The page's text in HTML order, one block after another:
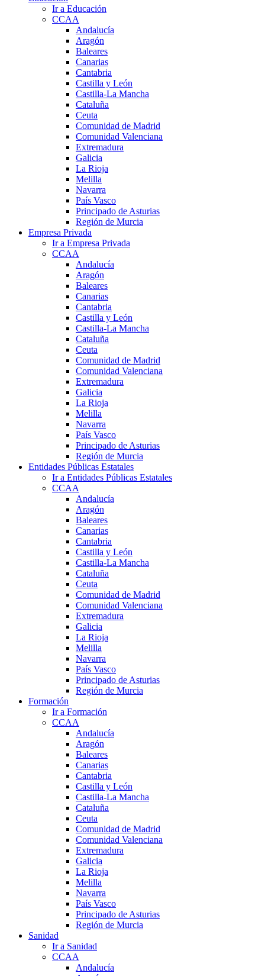
Ir a Educación
CCAA
Andalucía
Aragón
Baleares
Canarias
Cantabria
Castilla y León
Castilla-La Mancha
Cataluña
Ceuta
Comunidad de Madrid
Comunidad Valenciana
Extremadura
Galicia
La Rioja
Melilla
Navarra
País Vasco
Principado de Asturias
Región de Murcia
Empresa Privada
Ir a Empresa Privada
CCAA
Andalucía
Aragón
Baleares
Canarias
Cantabria
Castilla y León
Castilla-La Mancha
Cataluña
Ceuta
Comunidad de Madrid
Comunidad Valenciana
Extremadura
Galicia
La Rioja
Melilla
Navarra
País Vasco
Principado de Asturias
Región de Murcia
Entidades Públicas Estatales
Ir a Entidades Públicas Estatales
CCAA
Andalucía
Aragón
Baleares
Canarias
Cantabria
Castilla y León
Castilla-La Mancha
Cataluña
Ceuta
Comunidad de Madrid
Comunidad Valenciana
Extremadura
Galicia
La Rioja
Melilla
Navarra
País Vasco
Principado de Asturias
Región de Murcia
Formación
Ir a Formación
CCAA
Andalucía
Aragón
Baleares
Canarias
Cantabria
Castilla y León
Castilla-La Mancha
Cataluña
Ceuta
Comunidad de Madrid
Comunidad Valenciana
Extremadura
Galicia
La Rioja
Melilla
Navarra
País Vasco
Principado de Asturias
Región de Murcia
Sanidad
Ir a Sanidad
CCAA
Andalucía